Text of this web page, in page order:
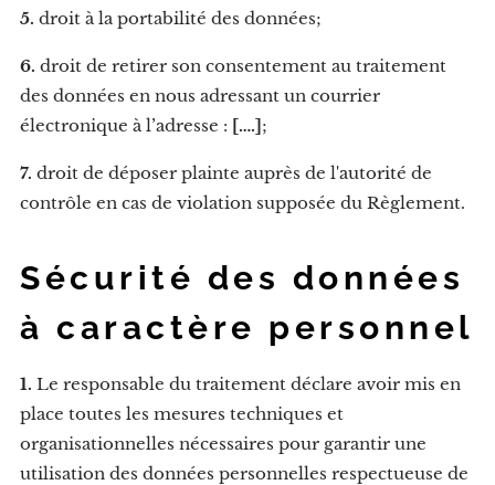
5. droit à la portabilité des données;
6. droit de retirer son consentement au traitement
des données en nous adressant un courrier
électronique à l’adresse : [….];
7. droit de déposer plainte auprès de l'autorité de
contrôle en cas de violation supposée du Règlement.
Sécurité des données
à caractère personnel
1. Le responsable du traitement déclare avoir mis en
place toutes les mesures techniques et
organisationnelles nécessaires pour garantir une
utilisation des données personnelles respectueuse de